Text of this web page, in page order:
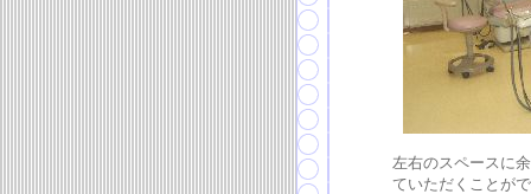
左右のスペースに
ていただくことが